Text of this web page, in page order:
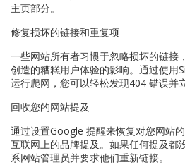
主页部分。
修复损坏的链接和重复项
一些网站所有者习惯于忽略损坏的链接
创造的糟糕用户体验的影响。通过使用
运行爬网，您可以轻松发现404 错误并
回收您的网站提及
通过设置Google 提醒来恢复对您网站
互联网上的品牌提及。如果任何提及都
系网站管理员并要求他们重新链接。